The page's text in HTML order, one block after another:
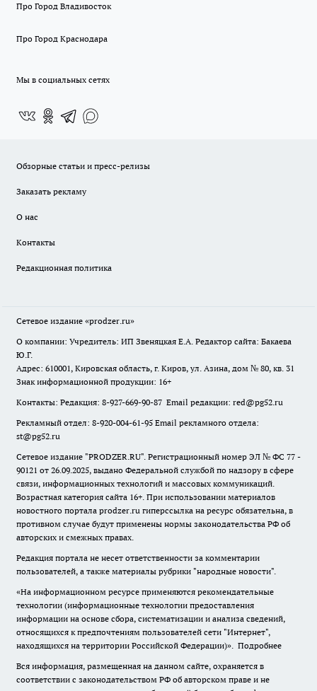
Про Город Владивосток
Про Город Краснодара
Мы в социальных сетях
Обзорные статьи и пресс-релизы
Заказать рекламу
О нас
Контакты
Редакционная политика
Сетевое издание «prodzer.ru»
О компании: Учредитель: ИП Звеняцкая Е.А. Редактор сайта: Бакаева
Ю.Г.
Адрес: 610001, Кировская область, г. Киров, ул. Азина, дом № 80, кв. 31
Знак информационной продукции: 16+
Контакты: Редакция: 8-927-669-90-87 Email редакции: red@pg52.ru
Рекламный отдел: 8-920-004-61-95 Email рекламного отдела:
st@pg52.ru
Сетевое издание "PRODZER.RU". Регистрационный номер ЭЛ № ФС 77 -
90121 от 26.09.2025, выдано Федеральной службой по надзору в сфере
связи, информационных технологий и массовых коммуникаций.
Возрастная категория сайта 16+. При использовании материалов
новостного портала prodzer.ru гиперссылка на ресурс обязательна, в
противном случае будут применены нормы законодательства РФ об
авторских и смежных правах.
Редакция портала не несет ответственности за комментарии
пользователей, а также материалы рубрики "народные новости".
«На информационном ресурсе применяются рекомендательные
технологии (информационные технологии предоставления
информации на основе сбора, систематизации и анализа сведений,
относящихся к предпочтениям пользователей сети "Интернет",
находящихся на территории Российской Федерации)». Подробнее
Вся информация, размещенная на данном сайте, охраняется в
соответствии с законодательством РФ об авторском праве и не